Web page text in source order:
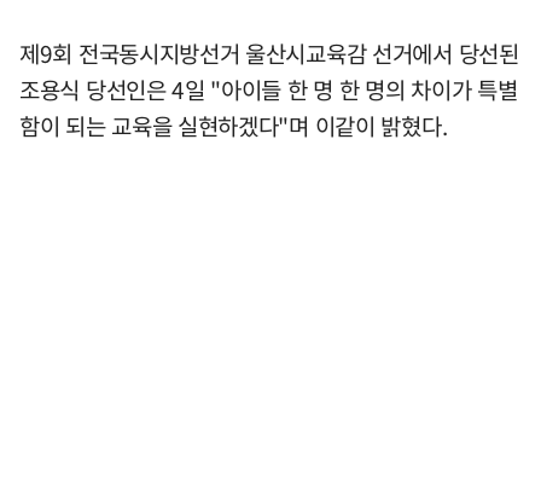
제9회 전국동시지방선거 울산시교육감 선거에서 당선된
조용식 당선인은 4일 "아이들 한 명 한 명의 차이가 특별
함이 되는 교육을 실현하겠다"며 이같이 밝혔다.